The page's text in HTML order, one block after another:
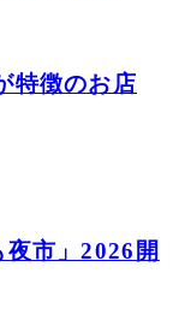
特徴のお店
夜市」2026開